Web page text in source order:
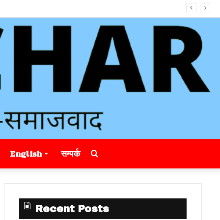
English सम्पर्क Search
for
Recent Posts